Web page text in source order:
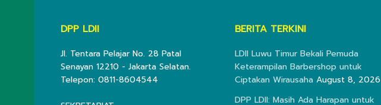
DPP LDII
Jl. Tentara Pelajar No. 28 Patal
Senayan 12210 - Jakarta Selatan.
Telepon: 0811-8604544
BERITA TERKINI
LDII Luwu Timur Bekali Pemuda
Keterampilan Barbershop untuk
Ciptakan Wirausaha August 8, 2026
DPP LDII: Masih Ada Harapan untuk